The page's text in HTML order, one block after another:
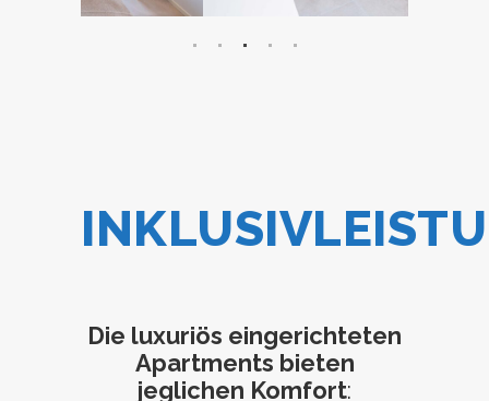
Die luxuriös eingerichteten
Apartments bieten
jeglichen Komfort: